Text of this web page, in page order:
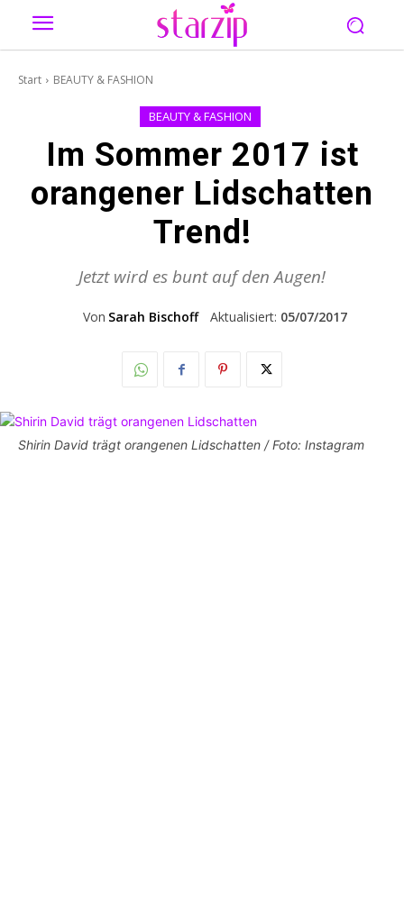
Start BEAUTY & FASHION
BEAUTY & FASHION
Im Sommer 2017 ist
orangener Lidschatten
Trend!
Jetzt wird es bunt auf den Augen!
Von Sarah Bischoff Aktualisiert: 05/07/2017
Shirin David trägt orangenen Lidschatten / Foto: Instagram